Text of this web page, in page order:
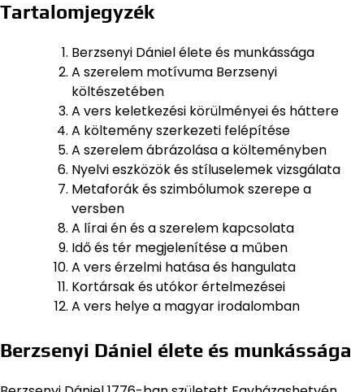
Tartalomjegyzék
Berzsenyi Dániel élete és munkássága
A szerelem motívuma Berzsenyi
költészetében
A vers keletkezési körülményei és háttere
A költemény szerkezeti felépítése
A szerelem ábrázolása a költeményben
Nyelvi eszközök és stíluselemek vizsgálata
Metaforák és szimbólumok szerepe a
versben
A lírai én és a szerelem kapcsolata
Idő és tér megjelenítése a műben
A vers érzelmi hatása és hangulata
Kortársak és utókor értelmezései
A vers helye a magyar irodalomban
Berzsenyi Dániel élete és munkássága